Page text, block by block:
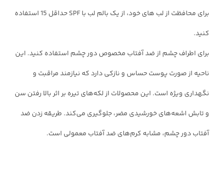
برای محافظت از لب های خود، از یک بالم لب با SPF حداقل 15 استفاده
کنید.
برای اطراف چشم از ضد آفتاب‌ مخصوص دور چشم استفاده کنید. این
ناحیه از صورت پوست حساس و نازکی دارد که نیازمند مراقبت و
نگهداری ویژه است. این محصولات از لکه‌های تیره بر اثر بالا رفتن سن
و تابش اشعه‌های خورشیدی مضر، جلوگیری می‌کند. طریقه زدن ضد
آفتاب دور چشم، مشابه کرم‌های ضد آفتاب معمولی است.